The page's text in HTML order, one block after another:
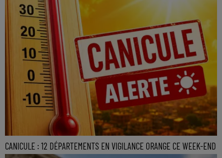
CANICULE : 12 DÉPARTEMENTS EN VIGILANCE ORANGE CE WEEK-END